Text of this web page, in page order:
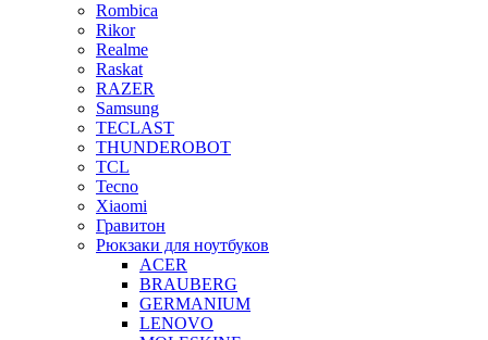
Rombica
Rikor
Realme
Raskat
RAZER
Samsung
TECLAST
THUNDEROBOT
TCL
Tecno
Xiaomi
Гравитон
Рюкзаки для ноутбуков
ACER
BRAUBERG
GERMANIUM
LENOVO